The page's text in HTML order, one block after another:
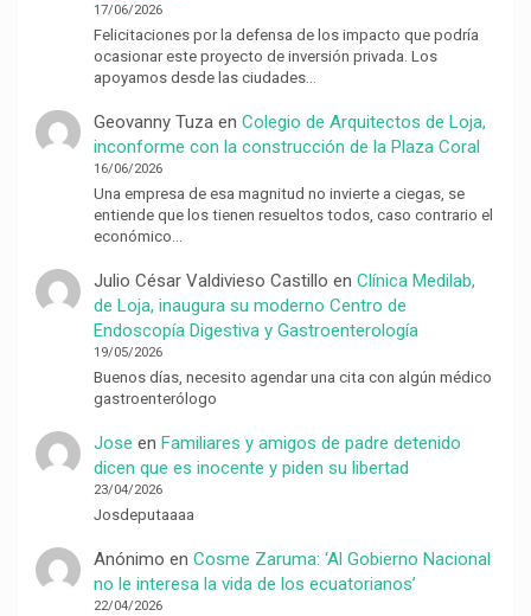
17/06/2026
Felicitaciones por la defensa de los impacto que podría
ocasionar este proyecto de inversión privada. Los
apoyamos desde las ciudades…
Geovanny Tuzaen Colegio de Arquitectos de Loja,
inconforme con la construcción de la Plaza Coral
16/06/2026
Una empresa de esa magnitud no invierte a ciegas, se
entiende que los tienen resueltos todos, caso contrario el
económico…
Julio César Valdivieso Castillo en Clínica Medilab,
de Loja, inaugura su moderno Centro de
Endoscopía Digestiva y Gastroenterología
19/05/2026
Buenos días, necesito agendar una cita con algún médico
gastroenterólogo
Jose en Familiares y amigos de padre detenido
dicen que es inocente y piden su libertad
23/04/2026
Josdeputaaaa
Anónimo en Cosme Zaruma: ‘Al Gobierno Nacional
no le interesa la vida de los ecuatorianos’
22/04/2026